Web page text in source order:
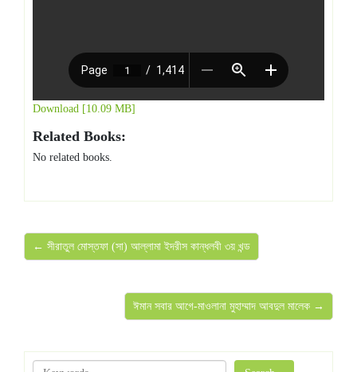
Download [10.09 MB]
Related Books:
No related books.
← সীরাতুল মোস্তফা (সা) আল্লামা ইদরীস কান্ধলবী ৩য় খন্ড
ঈমান সবার আগে-মাওলানা মুহাম্মাদ আবদুল মালেক →